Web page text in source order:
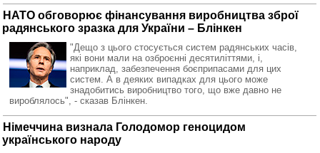
НАТО обговорює фінансування виробництва зброї
радянського зразка для України – Блінкен
"Дещо з цього стосується систем радянських часів,
які вони мали на озброєнні десятиліттями, і,
наприклад, забезпечення боєприпасами для цих
систем. А в деяких випадках для цього може
знадобитись виробництво того, що вже давно не
вироблялось", - сказав Блінкен.
Німеччина визнала Голодомор геноцидом
українського народу